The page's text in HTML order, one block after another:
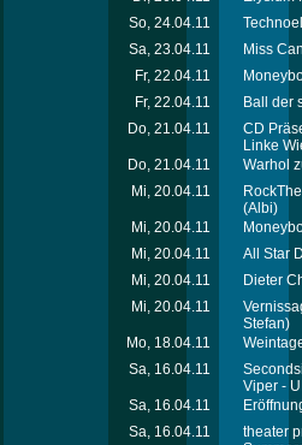
So, 24.04.11
Sa, 23.04.11
Miss
Fr, 22.04.11
Fr, 22.04.11
Ball der
Do, 21.04.11
CD
Linke
Do, 21.04.11
Warhol
Mi, 20.04.11
(Albi)
Mi, 20.04.11
Mi, 20.04.11
All Star
Mi, 20.04.11
Dieter
Mi, 20.04.11
Stefan)
Mo, 18.04.11
Sa, 16.04.11
Viper -
Sa, 16.04.11
Sa, 16.04.11
theater